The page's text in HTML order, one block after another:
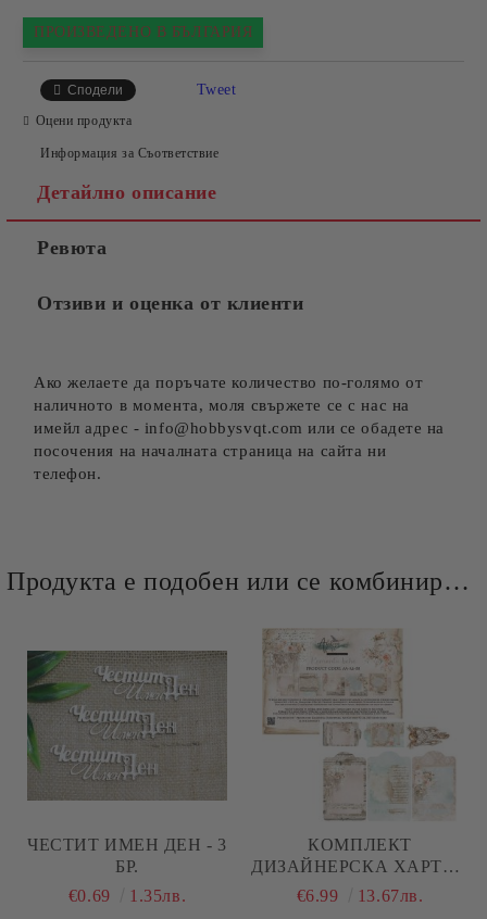
ПРОИЗВЕДЕНО В БЪЛГАРИЯ
Сподели Tweet
Оцени продукта
Информация за Съответствие
Детайлно описание
Ревюта
Отзиви и оценка от клиенти
Ако желаете да поръчате количество по-голямо от
наличното в момента, моля свържете се с нас на
имейл адрес - info@hobbysvqt.com или се обадете на
посочения на началната страница на сайта ни
телефон.
Продукта е подобен или се комбинира добре и със следните продукти :
ЧЕСТИТ ИМЕН ДЕН - 3
БР.
€0.69
1.35лв.
КОМПЛЕКТ
ДИЗАЙНЕРСКА ХАРТИЯ
- ROMANTIC BOHO - 12
€6.99 13.67лв.